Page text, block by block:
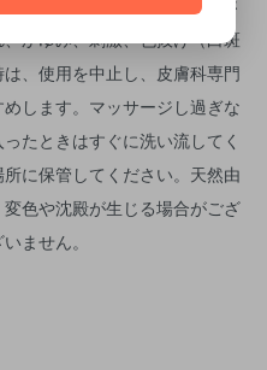
はご使用にならないでくださ
かゆみ、刺激、色抜け（白斑
、使用を中止し、皮膚科専門
します。マッサージし過ぎな
たときはすぐに洗い流してく
に保管してください。天然由
色や沈殿が生じる場合がござ
ません。